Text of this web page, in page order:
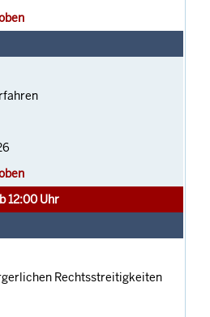
12:00 Uhr
Rechtsstreitigkeiten